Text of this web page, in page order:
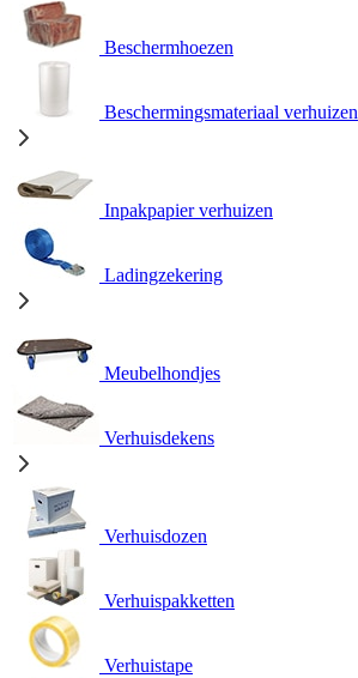
Beschermhoezen
Beschermingsmateriaal verhuizen
Inpakpapier verhuizen
Ladingzekering
Meubelhondjes
Verhuisdekens
Verhuisdozen
Verhuispakketten
Verhuistape